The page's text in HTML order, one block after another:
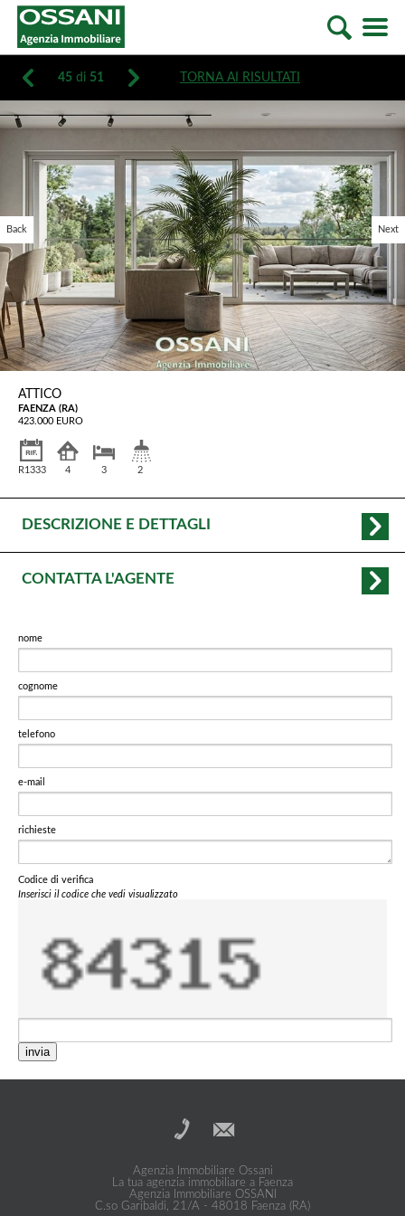
45 di 51 TORNA AI RISULTATI
Back Next
ATTICO
FAENZA (RA)
423.000 EURO
R1333 4 3 2
DESCRIZIONE E DETTAGLI
CONTATTA L'AGENTE
nome
cognome
telefono
e-mail
richieste
Codice di verifica
Inserisci il codice che vedi visualizzato
invia
Agenzia Immobiliare Ossani
La tua agenzia immobiliare a Faenza
Agenzia Immobiliare OSSANI
C.so Garibaldi, 21/A - 48018 Faenza (RA)